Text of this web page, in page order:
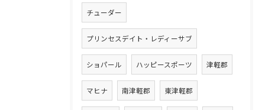
チューダー
プリンセスデイト・レディーサブ
ショパール ハッピースポーツ 津軽郡
マヒナ 南津軽郡 東津軽郡